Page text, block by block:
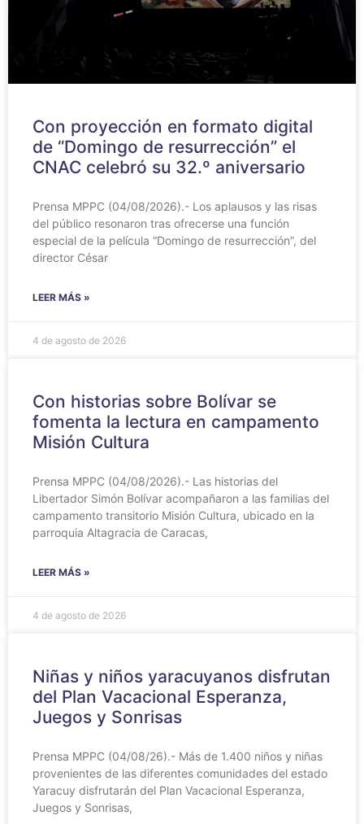
Con proyección en formato digital
de “Domingo de resurrección” el
CNAC celebró su 32.º aniversario
Prensa MPPC (04/08/2026).- Los aplausos y las risas
del público resonaron tras ofrecerse una función
especial de la película “Domingo de resurrección”, del
director César
LEER MÁS »
4 de agosto de 2026
Con historias sobre Bolívar se
fomenta la lectura en campamento
Misión Cultura
Prensa MPPC (04/08/2026).- Las historias del
Libertador Simón Bolívar acompañaron a las familias del
campamento transitorio Misión Cultura, ubicado en la
parroquia Altagracia de Caracas,
LEER MÁS »
4 de agosto de 2026
Niñas y niños yaracuyanos disfrutan
del Plan Vacacional Esperanza,
Juegos y Sonrisas
Prensa MPPC (04/08/26).- Más de 1.400 niños y niñas
provenientes de las diferentes comunidades del estado
Yaracuy disfrutarán del Plan Vacacional Esperanza,
Juegos y Sonrisas,